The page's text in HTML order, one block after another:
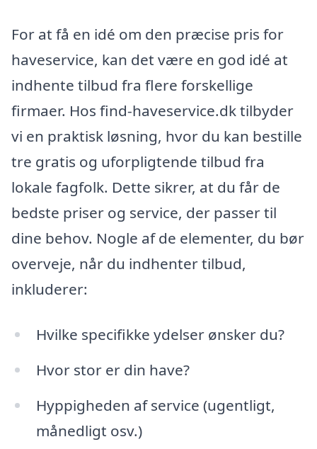
For at få en idé om den præcise pris for
haveservice, kan det være en god idé at
indhente tilbud fra flere forskellige
firmaer. Hos find-haveservice.dk tilbyder
vi en praktisk løsning, hvor du kan bestille
tre gratis og uforpligtende tilbud fra
lokale fagfolk. Dette sikrer, at du får de
bedste priser og service, der passer til
dine behov. Nogle af de elementer, du bør
overveje, når du indhenter tilbud,
inkluderer:
Hvilke specifikke ydelser ønsker du?
Hvor stor er din have?
Hyppigheden af service (ugentligt,
månedligt osv.)